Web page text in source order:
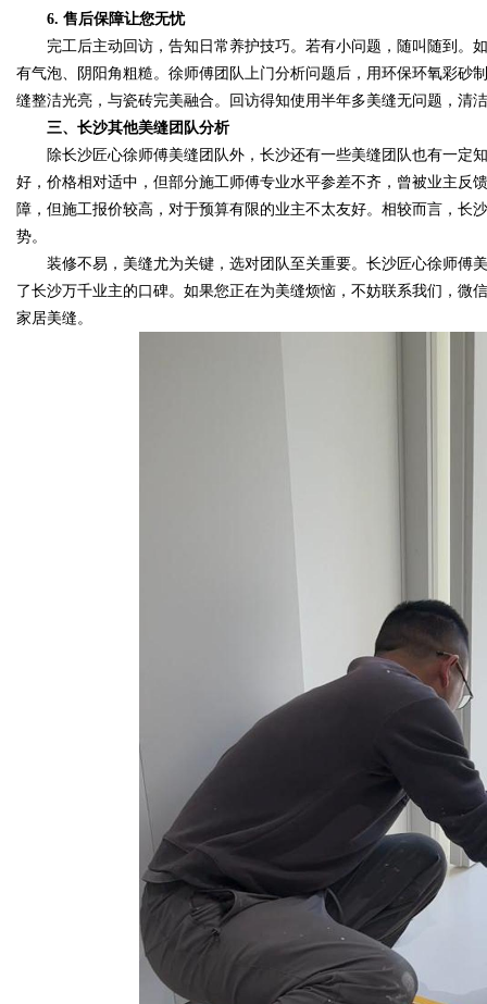
6. 售后保障让您无忧
完工后主动回访，告知日常养护技巧。若有小问题，随叫随到。
有气泡、阴阳角粗糙。徐师傅团队上门分析问题后，用环保环氧彩砂
缝整洁光亮，与瓷砖完美融合。回访得知使用半年多美缝无问题，清
三、长沙其他美缝团队分析
除长沙匠心徐师傅美缝团队外，长沙还有一些美缝团队也有一定
好，价格相对适中，但部分施工师傅专业水平参差不齐，曾被业主反
障，但施工报价较高，对于预算有限的业主不太友好。相较而言，长
势。
装修不易，美缝尤为关键，选对团队至关重要。长沙匠心徐师傅
了长沙万千业主的口碑。如果您正在为美缝烦恼，不妨联系我们，微
家居美缝。